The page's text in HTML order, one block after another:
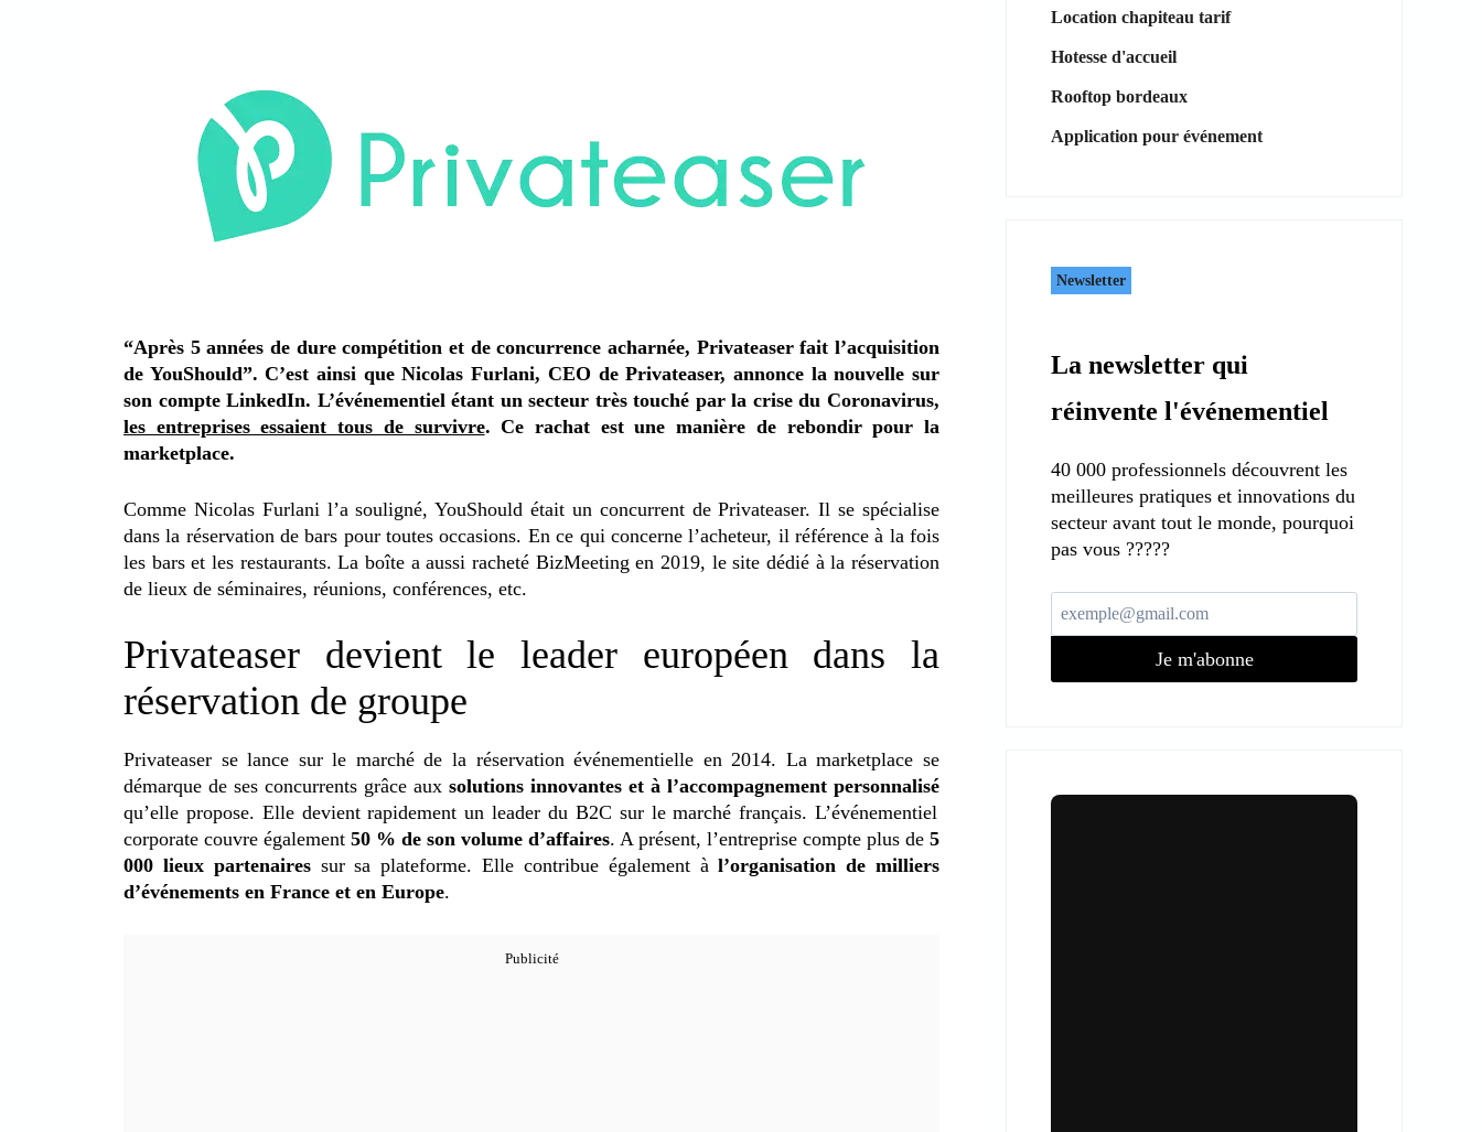
“Après 5 années de dure compétition et de concurrence acharnée, Privateaser fait l’acquisition
de YouShould”. C’est ainsi que Nicolas Furlani, CEO de Privateaser, annonce la nouvelle sur
son compte LinkedIn. L’événementiel étant un secteur très touché par la crise du Coronavirus,
les entreprises essaient tous de survivre. Ce rachat est une manière de rebondir pour la
marketplace.
Comme Nicolas Furlani l’a souligné, YouShould était un concurrent de Privateaser. Il se spécialise
dans la réservation de bars pour toutes occasions. En ce qui concerne l’acheteur, il référence à la fois
les bars et les restaurants. La boîte a aussi racheté BizMeeting en 2019, le site dédié à la réservation
de lieux de séminaires, réunions, conférences, etc.
Privateaser devient le leader européen dans la
réservation de groupe
Privateaser se lance sur le marché de la réservation événementielle en 2014. La marketplace se
démarque de ses concurrents grâce aux solutions innovantes et à l’accompagnement personnalisé
qu’elle propose. Elle devient rapidement un leader du B2C sur le marché français. L’événementiel
corporate couvre également 50 % de son volume d’affaires. A présent, l’entreprise compte plus de 5
000 lieux partenaires sur sa plateforme. Elle contribue également àl’organisation de milliers
d’événements en France et en Europe.
Location chapiteau tarif
Hotesse d'accueil
Rooftop bordeaux
Application pour événement
Newsletter
La newsletter qui
réinvente l'événementiel
40 000 professionnels découvrent les
meilleures pratiques et innovations du
secteur avant tout le monde, pourquoi
pas vous ?????
Je m'abonne